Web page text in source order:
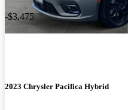
-$3,475
2023 Chrysler Pacifica Hybrid